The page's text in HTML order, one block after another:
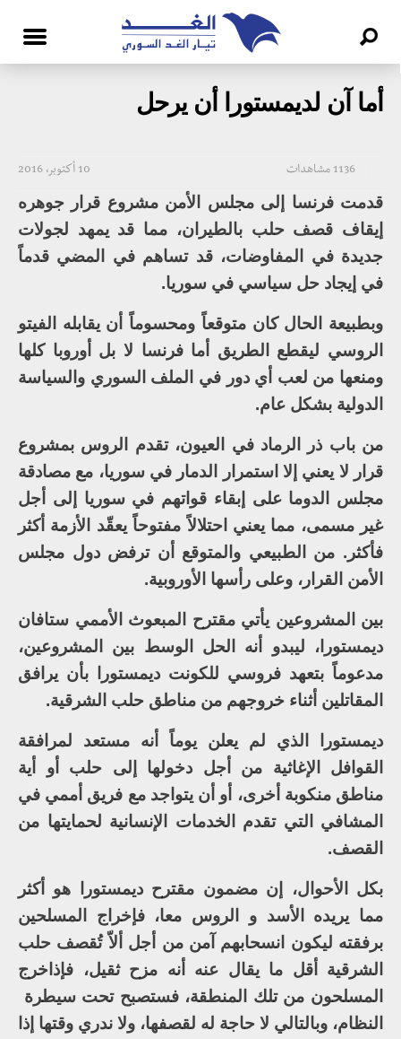
أما آن لديمستورا أن يرحل
10 أكتوبر، 2016 1136 مشاهدات
قدمت فرنسا إلى مجلس الأمن مشروع قرار جوهره
إيقاف قصف حلب بالطيران، مما قد يمهد لجولات
جديدة في المفاوضات، قد تساهم في المضي قدماً
في إيجاد حل سياسي في سوريا.
وبطبيعة الحال كان متوقعاً ومحسوماً أن يقابله الفيتو
الروسي ليقطع الطريق أما فرنسا لا بل أوروبا كلها
ومنعها من لعب أي دور في الملف السوري والسياسة
الدولية بشكل عام.
من باب ذر الرماد في العيون، تقدم الروس بمشروع
قرار لا يعني إلا استمرار الدمار في سوريا، مع مصادقة
مجلس الدوما على إبقاء قواتهم في سوريا إلى أجل
غير مسمى، مما يعني احتلالاً مفتوحاً يعقّد الأزمة أكثر
فأكثر. من الطبيعي والمتوقع أن ترفض دول مجلس
الأمن القرار، وعلى رأسها الأوروبية.
بين المشروعين يأتي مقترح المبعوث الأممي ستافان
ديمستورا، ليبدو أنه الحل الوسط بين المشروعين،
مدعوماً بتعهد فروسي للكونت ديمستورا بأن يرافق
المقاتلين أثناء خروجهم من مناطق حلب الشرقية.
ديمستورا الذي لم يعلن يوماً أنه مستعد لمرافقة
القوافل الإغاثية من أجل دخولها إلى حلب أو أية
مناطق منكوبة أخرى، أو أن يتواجد مع فريق أممي في
المشافي التي تقدم الخدمات الإنسانية لحمايتها من
القصف.
بكل الأحوال، إن مضمون مقترح ديمستورا هو أكثر
مما يريده الأسد و الروس معا، فإخراج المسلحين
برفقته ليكون انسحابهم آمن من أجل ألاّ تُقصف حلب
الشرقية أقل ما يقال عنه أنه مزح ثقيل، فإذاخرج
المسلحون من تلك المنطقة، فستصبح تحت سيطرة
النظام، وبالتالي لا حاجة له لقصفها، ولا ندري وقتها إذا